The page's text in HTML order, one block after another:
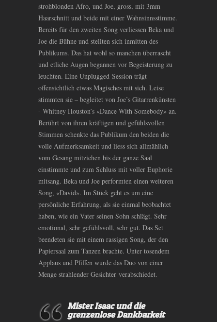
strohblonden Afro, und Joe, gross, mit 3mm
Haarschnitt und beide mit einer Wahnsinnsstimme.
Bereits für den zweiten Song verliessen Beka und
Joe die Bühne und stellten sich inmitten des
Publikums. Das hat wohl so manchen überrascht
und etliche Augen begannen vor Begeisterung zu
leuchten. Eine Unplugged-Session trägt
offensichtlich etwas Magisches mit sich. Leise
stimmten sie – begleitet von Joe’s Gitarrenkünsten
- Whitney Houston’s «Dance With Somebody» an.
Berührt von ihren kräftigen und gefühlsvollen
Stimmen schenkte das Publikum den beiden die
volle Aufmerksamkeit und liess sich allmählich
vom Gesang mitziehen bis der ganze Saal
einstimmte und zum Schluss mit voller Euphorie
mitsang. Beka und Joe performten einen weiteren
Song, «David». Im Stück geht es um eine
persönliche Erfahrung, als sie einmal beobachtet
haben, wie ein Vater seinen Sohn schlägt. Sehr
emotional, sehr gefühlsvoll, sehr gut. Das Set
beendeten sie mit einem rassigen Song, der den
Papiersaal zum Tanzen brachte. Unter tosendem
Applaus und Pfiffen wurde das Duo von einer
Menge strahlender Gesichter verabschiedet.
Mister Isaac und die
grenzenlose Dankbarkeit